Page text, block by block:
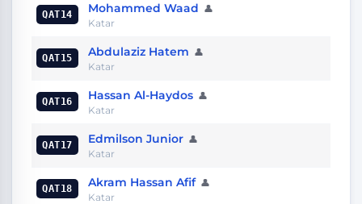
QAT14 Mohammed Waad 👤
Katar
QAT15 Abdulaziz Hatem 👤
Katar
QAT16 Hassan Al-Haydos 👤
Katar
QAT17 Edmilson Junior 👤
Katar
QAT18 Akram Hassan Afif 👤
Katar